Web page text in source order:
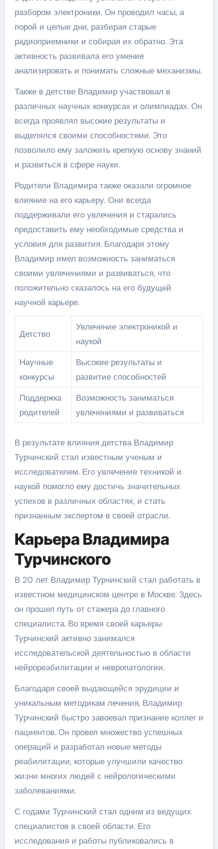
разбором электроники. Он проводил часы, а
порой и целые дни, разбирая старые
радиоприемники и собирая их обратно. Эта
активность развивала его умение
анализировать и понимать сложные механизмы.
Также в детстве Владимир участвовал в
различных научных конкурсах и олимпиадах. Он
всегда проявлял высокие результаты и
выделялся своими способностями. Это
позволило ему заложить крепкую основу знаний
и развиться в сфере науки.
Родители Владимира также оказали огромное
влияние на его карьеру. Они всегда
поддерживали его увлечения и старались
предоставить ему необходимые средства и
условия для развития. Благодаря этому
Владимир имел возможность заниматься
своими увлечениями и развиваться, что
положительно сказалось на его будущей
научной карьере.
Детство
Увлечение электроникой и
наукой
Научные
конкурсы
Высокие результаты и
развитие способностей
Поддержка
родителей
Возможность заниматься
увлечениями и развиваться
В результате влияния детства Владимир
Турчинский стал известным ученым и
исследователем. Его увлечение техникой и
наукой помогло ему достичь значительных
успехов в различных областях, и стать
признанным экспертом в своей отрасли.
Карьера Владимира
Турчинского
В 20 лет Владимир Турчинский стал работать в
известном медицинском центре в Москве. Здесь
он прошел путь от стажера до главного
специалиста. Во время своей карьеры
Турчинский активно занимался
исследовательской деятельностью в области
нейрореабилитации и невропатологии.
Благодаря своей выдающейся эрудиции и
уникальным методикам лечения, Владимир
Турчинский быстро завоевал признание коллег и
пациентов. Он провел множество успешных
операций и разработал новые методы
реабилитации, которые улучшили качество
жизни многих людей с нейрологическими
заболеваниями.
С годами Турчинский стал одним из ведущих
специалистов в своей области. Его
исследования и работы публиковались в